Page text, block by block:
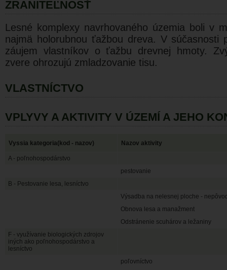
ZRANITEĽNOSŤ
Lesné komplexy navrhovaného územia boli v
najmä holorubnou ťažbou dreva. V súčasnosti
záujem vlastníkov o ťažbu drevnej hmoty.
zvere ohrozujú zmladzovanie tisu.
VLASTNÍCTVO
VPLYVY A AKTIVITY V ÚZEMÍ A JEHO
Vyssia kategoria(kod - nazov) Nazov aktivity
A - poľnohospodárstvo
pestovanie
B - Pestovanie lesa, lesníctvo
Výsadba na nelesnej ploche -
Obnova lesa a manažment
Odstránenie scuhárov a ležaniny
F - využívanie biologických zdrojov
iných ako poľnohospodárstvo a
lesníctvo
poľovníctvo